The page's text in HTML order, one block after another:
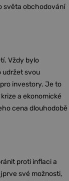
světa obchodování
Vždy bylo
udržet svou
investory. Je to
a ekonomické
cena dlouhodobě
proti inflaci a
své možnosti,